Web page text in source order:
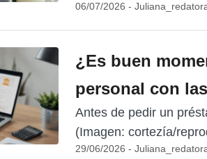
06/07/2026 -
¿Es buen
personal con
Antes de pedir un
(Imagen: cortezía/
29/06/2026 -